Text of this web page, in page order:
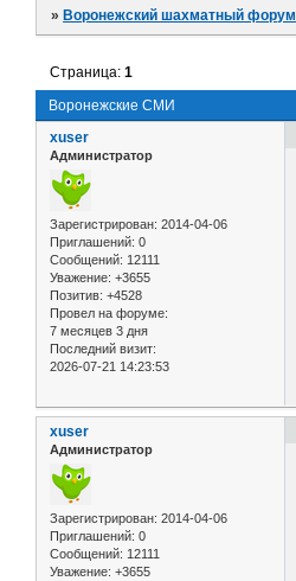
»Воронежский шахматный форум
Воронежские СМИ
Страница:1
xuser
Администратор
Зарегистрирован: 2014-04-06
Приглашений: 0
Сообщений: 12111
Уважение: +3655
Позитив: +4528
Провел на форуме:
7 месяцев 3 дня
Последний визит:
2026-07-21 14:23:53
xuser
Администратор
Зарегистрирован: 2014-04-06
Приглашений: 0
Сообщений: 12111
Уважение: +3655